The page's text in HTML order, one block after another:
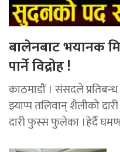
बालेनबाट भयानक
पार्ने विद्रोह !
काठमाडौं । संसदले
झ्याप्प तलिवान् शैलीको
दारी फुस्स फुलेका ।हेर्दै